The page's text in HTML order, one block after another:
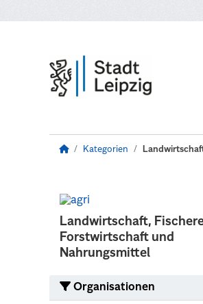
Kategorien
Landwirtschaft,
Forstwirtschaft und
Nahrungsmittel
Organisationen